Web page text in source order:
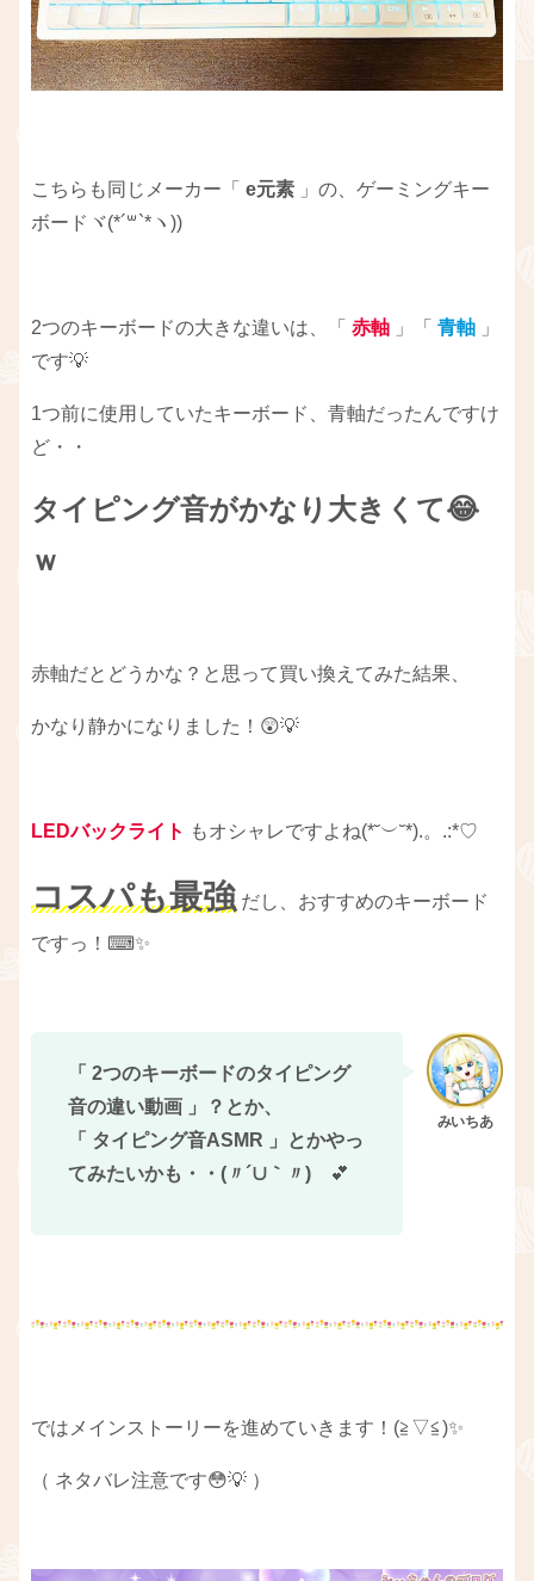
こちらも同じメーカー「 ‎ e元素 」の、ゲーミングキー
ボードヾ(*´꒳​`*ヽ))
2つのキーボードの大きな違いは、「 赤軸 」「 青軸 」
です💡
1つ前に使用していたキーボード、青軸だったんですけ
ど・・
タイピング音がかなり大きくて😂
ｗ
赤軸だとどうかな？と思って買い換えてみた結果、
かなり静かになりました！😲💡
LEDバックライト もオシャレですよね(*˘︶˘*).。.:*♡
コスパも最強 だし、おすすめのキーボード
ですっ！⌨✨
「 2つのキーボードのタイピング
音の違い動画 」？とか、
「 タイピング音ASMR 」とかやっ
てみたいかも・・(〃´∪｀〃)ゞ
💕
ではメインストーリーを進めていきます！(≧▽≦)✨
（ ネタバレ注意です😳💡 ）